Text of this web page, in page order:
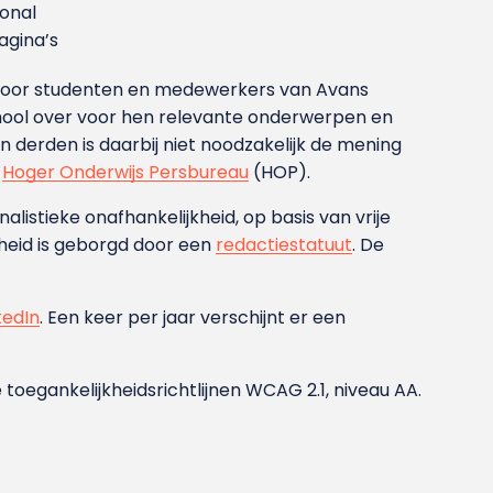
studenten en medewerkers van Avans
over voor hen relevante onderwerpen en
is daarbij niet noodzakelijk de mening
Hoger Onderwijs Persbureau (HOP).
onafhankelijkheid, op basis van vrije
is geborgd door een redactiestatuut. De
. Een keer per jaar verschijnt er een
WCAG 2.1, niveau AA.